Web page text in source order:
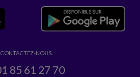
CONTACTEZ-NOUS
85 61 27 70